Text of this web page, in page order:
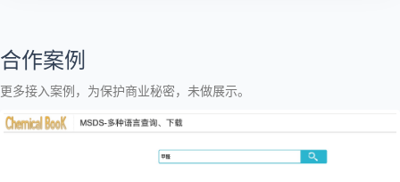
合作案例
更多接入案例，为保护商业秘密，未做展示。